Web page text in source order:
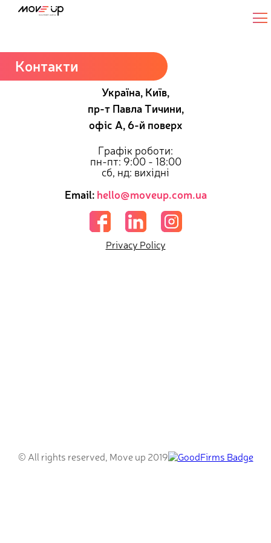
Senior Golang Developer (Go, gRPC, AWS)
Контакти
Україна, Київ,
пр-т Павла Тичини,
офіс А, 6-й поверх
Графік роботи:
пн-пт: 9:00 - 18:00
сб, нд: вихідні
Email: hello@moveup.com.ua
Privacy Policy
© All rights reserved, Move up 2019